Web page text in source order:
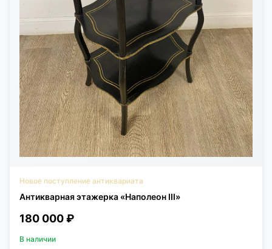
Новое поступление антиквариата
Антикварная этажерка «Наполеон III»
180 000 ₽
В наличии